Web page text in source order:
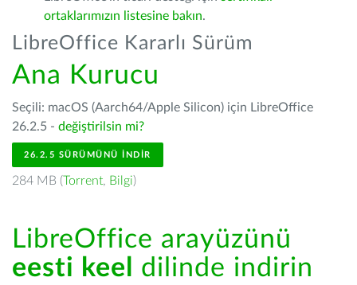
ortaklarımızın listesine bakın.
LibreOffice Kararlı Sürüm
Ana Kurucu
Seçili: macOS (Aarch64/Apple Silicon) için LibreOffice
26.2.5 - değiştirilsin mi?
26.2.5 SÜRÜMÜNÜ İNDIR
284 MB (Torrent, Bilgi)
LibreOffice arayüzünü
eesti keel
dilinde indirin